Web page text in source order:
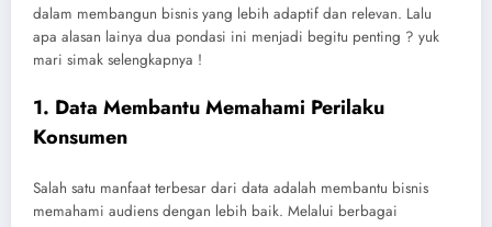
dalam membangun bisnis yang lebih adaptif dan relevan. Lalu
apa alasan lainya dua pondasi ini menjadi begitu penting ? yuk
mari simak selengkapnya !
1. Data Membantu Memahami Perilaku
Konsumen
Salah satu manfaat terbesar dari data adalah membantu bisnis
memahami audiens dengan lebih baik. Melalui berbagai